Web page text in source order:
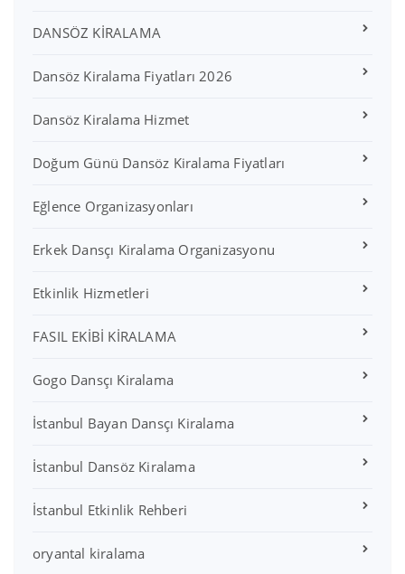
DANSÖZ KİRALAMA
Dansöz Kiralama Fiyatları 2026
Dansöz Kiralama Hizmet
Doğum Günü Dansöz Kiralama Fiyatları
Eğlence Organizasyonları
Erkek Dansçı Kiralama Organizasyonu
Etkinlik Hizmetleri
FASIL EKİBİ KİRALAMA
Gogo Dansçı Kiralama
İstanbul Bayan Dansçı Kiralama
İstanbul Dansöz Kiralama
İstanbul Etkinlik Rehberi
oryantal kiralama